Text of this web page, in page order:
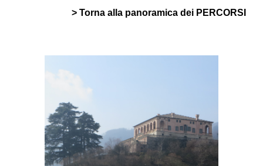
>Torna alla panoramica dei PERCORSI